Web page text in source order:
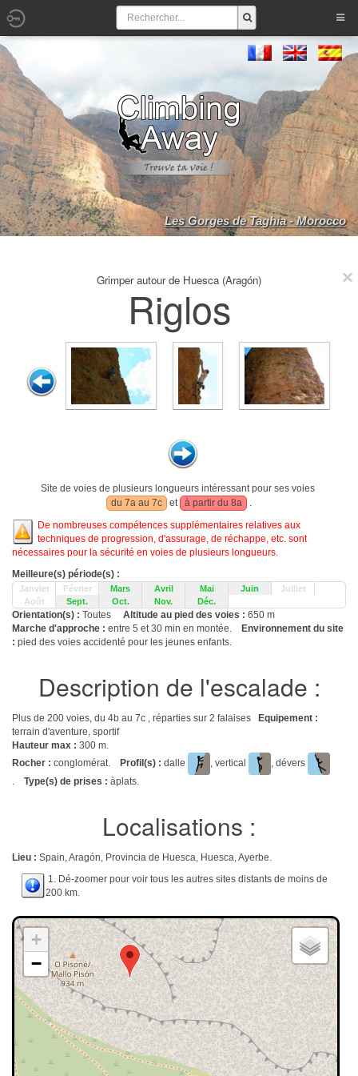
Les Gorges de Taghia - Morocco
Grimper autour de Huesca (Aragón)
Riglos
Site de voies de plusieurs longueurs intéressant pour ses voies
du 7a au 7c
et à partir du 8a
.
De nombreuses compétences supplémentaires relatives aux
techniques de progression, d'assurage, de réchappe, etc. sont
nécessaires pour la sécurité en voies de plusieurs longueurs.
Meilleure(s) période(s) :
Janvier Février Mars Avril Mai Juin
Juillet
Août
Sept. Oct. Nov. Déc.
Orientation(s) : Toutes Altitude au pied des voies : 650 m
Marche d'approche : entre 5 et 30 min en montée.
Environnement du site
: pied des voies accidenté pour les jeunes enfants.
Description de l'escalade :
Plus de 200 voies, du 4b au 7c , réparties sur 2 falaises
Equipement :
terrain d'aventure, sportif
Hauteur max : 300 m.
Rocher : conglomérat. Profil(s) : dalle , vertical
, dévers
. Type(s) de prises : àplats.
Localisations :
Lieu : Spain, Aragón, Provincia de Huesca, Huesca, Ayerbe.
1. Dé-zoomer pour voir tous les autres sites distants de moins de
200 km.
+
−